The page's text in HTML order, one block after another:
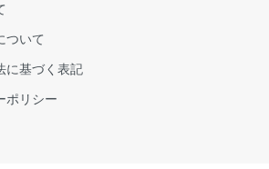
ついて
に基づく表記
ポリシー